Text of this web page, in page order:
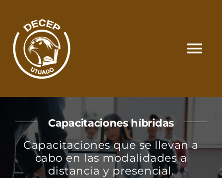
content
SOMOS
CATÁLOGO
MATRÍCULA Y PAGOS
Capacitaciones híbridas
Capacitaciones que se llevan a
cabo en las modalidades a
distancia y presencial.